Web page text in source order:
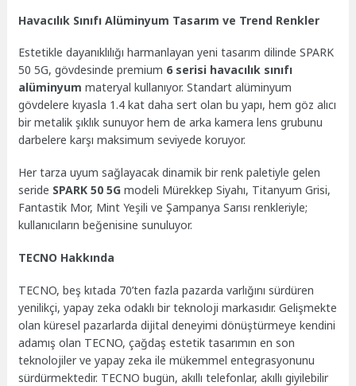
Havacılık Sınıfı Alüminyum Tasarım ve Trend Renkler
Estetikle dayanıklılığı harmanlayan yeni tasarım dilinde SPARK
50 5G, gövdesinde premium 6 serisi havacılık sınıfı
alüminyum materyal kullanıyor. Standart alüminyum
gövdelere kıyasla 1.4 kat daha sert olan bu yapı, hem göz alıcı
bir metalik şıklık sunuyor hem de arka kamera lens grubunu
darbelere karşı maksimum seviyede koruyor.
Her tarza uyum sağlayacak dinamik bir renk paletiyle gelen
seride SPARK 50 5G modeli Mürekkep Siyahı, Titanyum Grisi,
Fantastik Mor, Mint Yeşili ve Şampanya Sarısı renkleriyle;
kullanıcıların beğenisine sunuluyor.
TECNO Hakkında
TECNO, beş kıtada 70’ten fazla pazarda varlığını sürdüren
yenilikçi, yapay zeka odaklı bir teknoloji markasıdır. Gelişmekte
olan küresel pazarlarda dijital deneyimi dönüştürmeye kendini
adamış olan TECNO, çağdaş estetik tasarımın en son
teknolojiler ve yapay zeka ile mükemmel entegrasyonunu
sürdürmektedir. TECNO bugün, akıllı telefonlar, akıllı giyilebilir